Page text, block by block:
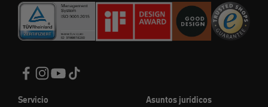
Servicio
Asuntos jurídicos